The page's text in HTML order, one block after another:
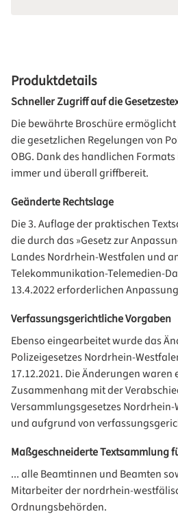
Produktdetails
Schneller Zugriff auf die
Die bewährte Broschüre
die gesetzlichen Regelungen von
OBG. Dank des handlichen
immer und überall griffbereit.
Geänderte Rechtslage
Die 3. Auflage der praktischen
die durch das »Gesetz zur
Landes Nordrhein-Westfalen und
Telekommunikation-Telemedien-
13.4.2022 erforderlichen
Verfassungsgerichtliche Vorgaben
Ebenso eingearbeitet wurde das
Polizeigesetzes Nordrhein-
17.12.2021. Die Änderungen
Zusammenhang mit der
Versammlungsgesetzes Nordrhein-
und aufgrund von
Maßgeschneiderte Textsammlung
... alle Beamtinnen und Beamten
Mitarbeiter der nordrhein-
Ordnungsbehörden.